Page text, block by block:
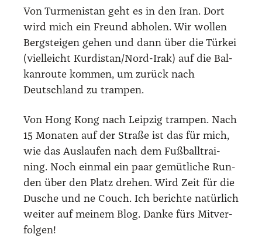
Von Turm­e­ni­stan geht es in den Iran. Dort
wird mich ein Freund abho­len. Wir wol­len
Berg­stei­gen gehen und dann über die Tür­kei
(viel­leicht Kur­di­stan/­Nord-Irak) auf die Bal­
kan­rou­te kom­men, um zurück nach
Deutsch­land zu tram­pen.
Von Hong Kong nach Leip­zig tram­pen. Nach
15 Mona­ten auf der Stra­ße ist das für mich,
wie das Aus­lau­fen nach dem Fuß­ball­trai­
ning. Noch ein­mal ein paar gemüt­li­che Run­
den über den Platz dre­hen. Wird Zeit für die
Dusche und ne Couch. Ich berich­te natür­lich
wei­ter auf mei­nem Blog. Dan­ke fürs Mit­ver­
fol­gen!